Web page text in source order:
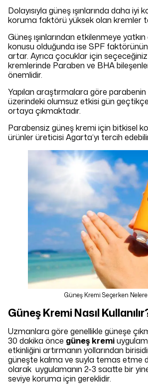
Dolayısıyla güneş ışınlarında daha iyi
koruma faktörü yüksek olan kremler
Güneş ışınlarından etkilenmeye
konusu olduğunda ise SPF
artar. Ayrıca çocuklar için
kremlerinde Paraben ve BHA
önemlidir.
Yapılan araştırmalara göre parabenin
üzerindeki olumsuz etkisi gün
ortaya çıkmaktadır.
Parabensiz güneş kremi için bitkisel
ürünler üreticisi Agarta‘yı tercih
Güneş Kremi Seçerken
Güneş Kremi Nasıl
Uzmanlara göre genellikle güneşe
30 dakika önce güneş kremi
etkinliğini artırmanın yollarından
güneşte kalma ve suyla temas etme
olarak uygulamanın 2-3 saatte bir
seviye koruma için gereklidir.